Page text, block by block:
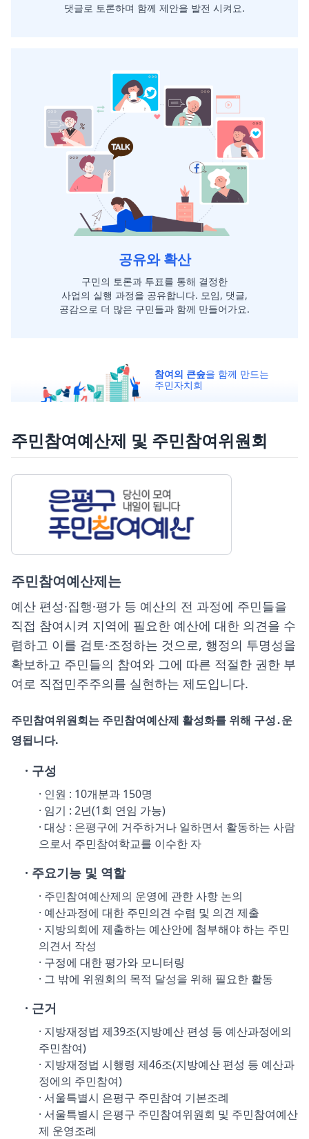
댓글로 토론하며 함께 제안을 발전 시켜요.
공유와 확산
구민의 토론과 투표를 통해 결정한
사업의 실행 과정을 공유합니다. 모임, 댓글,
공감으로 더 많은 구민들과 함께 만들어가요.
참여의 큰숲을 함께 만드는
주민자치회
주민참여예산제 및 주민참여위원회
주민참여예산제는
예산 편성·집행·평가 등 예산의 전 과정에 주민들을
직접 참여시켜 지역에 필요한 예산에 대한 의견을 수
렴하고 이를 검토·조정하는 것으로, 행정의 투명성을
확보하고 주민들의 참여와 그에 따른 적절한 권한 부
여로 직접민주주의를 실현하는 제도입니다.
주민참여위원회는 주민참여예산제 활성화를 위해 구성․운
영됩니다.
· 구성
· 인원 : 10개분과 150명
· 임기 : 2년(1회 연임 가능)
· 대상 : 은평구에 거주하거나 일하면서 활동하는 사람
으로서 주민참여학교를 이수한 자
· 주요기능 및 역할
· 주민참여예산제의 운영에 관한 사항 논의
· 예산과정에 대한 주민의견 수렴 및 의견 제출
· 지방의회에 제출하는 예산안에 첨부해야 하는 주민
의견서 작성
· 구정에 대한 평가와 모니터링
· 그 밖에 위원회의 목적 달성을 위해 필요한 활동
· 근거
· 지방재정법 제39조(지방예산 편성 등 예산과정에의
주민참여)
· 지방재정법 시행령 제46조(지방예산 편성 등 예산과
정에의 주민참여)
· 서울특별시 은평구 주민참여 기본조례
· 서울특별시 은평구 주민참여위원회 및 주민참여예산
제 운영조례